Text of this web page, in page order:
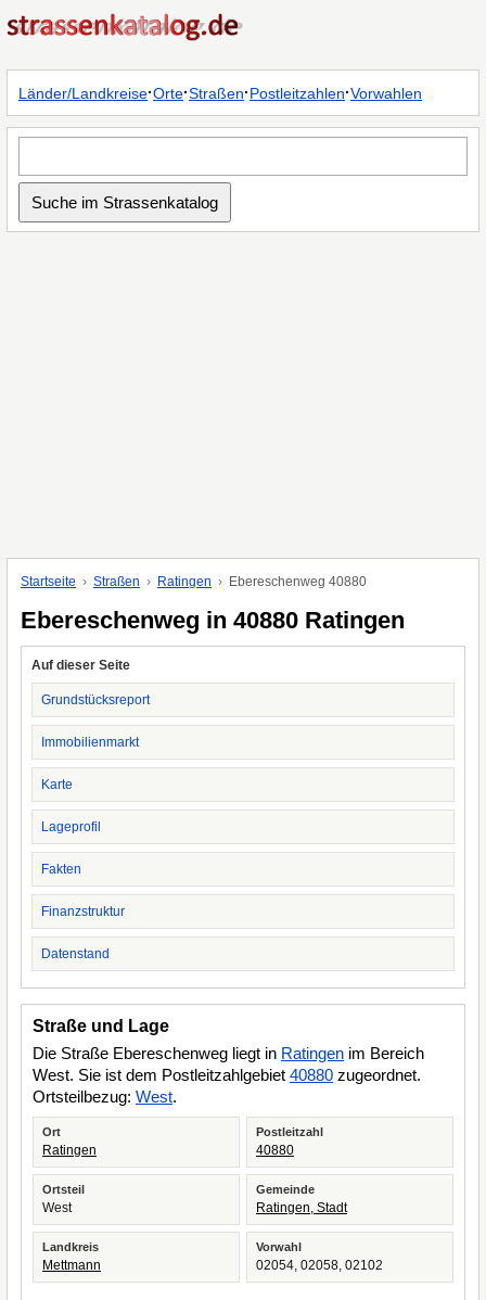
Länder/Landkreise·Orte·Straßen·Postleitzahlen·Vorwahlen
Startseite Straßen Ratingen Ebereschenweg 40880
Ebereschenweg in 40880 Ratingen
Auf dieser Seite
Grundstücksreport
Immobilienmarkt
Karte
Lageprofil
Fakten
Finanzstruktur
Datenstand
Straße und Lage
Die Straße Ebereschenweg liegt in Ratingen im Bereich
West. Sie ist dem Postleitzahlgebiet 40880 zugeordnet.
Ortsteilbezug: West.
Ort
Ratingen
Postleitzahl
40880
Ortsteil
West
Gemeinde
Ratingen, Stadt
Landkreis
Mettmann
Vorwahl
02054, 02058, 02102